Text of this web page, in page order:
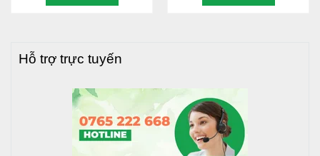
Hỗ trợ trực tuyến